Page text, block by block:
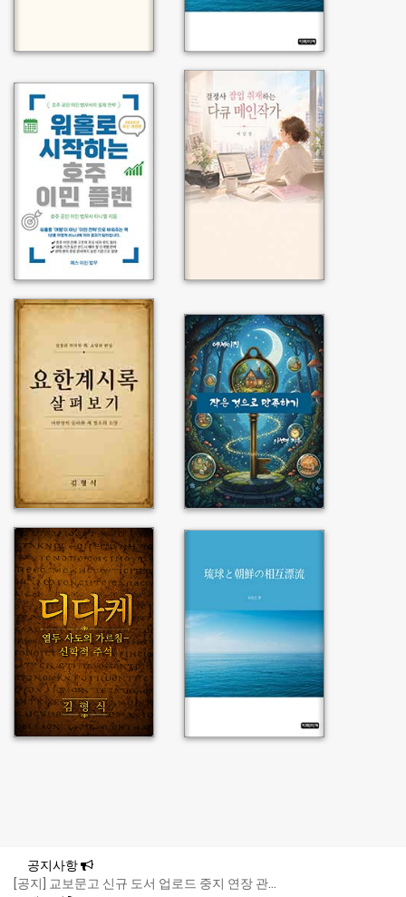
공지사항
[공지] 교보문고 신규 도서 업로드 중지 연장 관...